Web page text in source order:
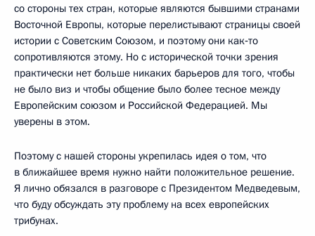
со стороны тех стран, которые являются бывшими странами
Восточной Европы, которые перелистывают страницы своей
истории с Советским Союзом, и поэтому они как‑то
сопротивляются этому. Но с исторической точки зрения
практически нет больше никаких барьеров для того, чтобы
не было виз и чтобы общение было более тесное между
Европейским союзом и Российской Федерацией. Мы
уверены в этом.
Поэтому с нашей стороны укрепилась идея о том, что
в ближайшее время нужно найти положительное решение.
Я лично обязался в разговоре с Президентом Медведевым,
что буду обсуждать эту проблему на всех европейских
трибунах.